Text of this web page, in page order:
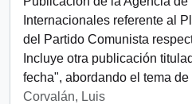
Internacionales referente al
del Partido Comunista
Incluye otra publicación
fecha", abordando el tema
Corvalán, Luis